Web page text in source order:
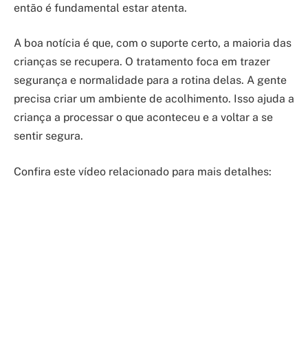
então é fundamental estar atenta.
A boa notícia é que, com o suporte certo, a maioria das
crianças se recupera. O tratamento foca em trazer
segurança e normalidade para a rotina delas. A gente
precisa criar um ambiente de acolhimento. Isso ajuda a
criança a processar o que aconteceu e a voltar a se
sentir segura.
Confira este vídeo relacionado para mais detalhes: